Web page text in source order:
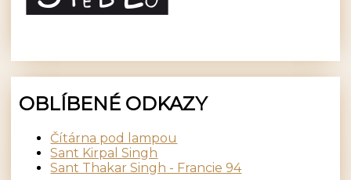
OBLÍBENÉ ODKAZY
Čítárna pod lampou
Sant Kirpal Singh
Sant Thakar Singh - Francie 94